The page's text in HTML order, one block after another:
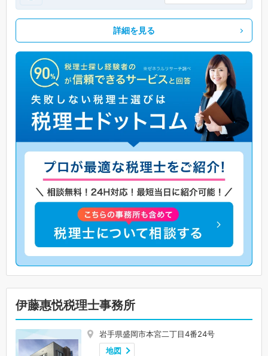
詳細を見る
伊藤惠悦税理士事務所
岩手県盛岡市本宮二丁目4番24号
地図